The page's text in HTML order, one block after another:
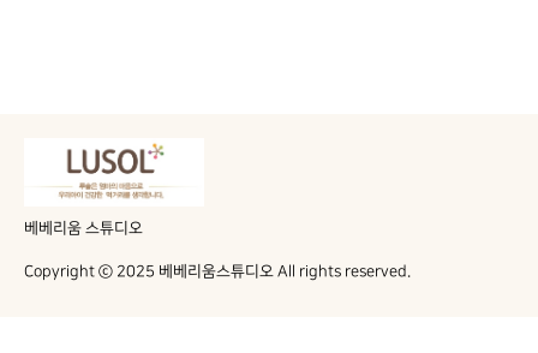
베베리움 스튜디오
Copyright ⓒ 2025 베베리움스튜디오 All rights reserved.